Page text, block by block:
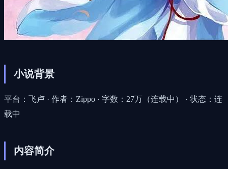
小说背景
平台：飞卢 · 作者：Zippo · 字数：27万（连载中） · 状态：连
载中
内容简介